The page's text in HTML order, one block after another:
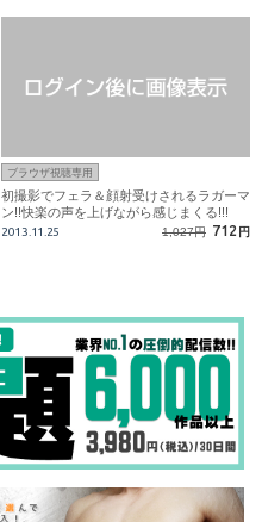
ブラウザ視聴専用
初撮影でフェラ＆顔射受けされるラガーマ
ン!!快楽の声を上げながら感じまくる!!!
2013.11.25 1,027円 712 円